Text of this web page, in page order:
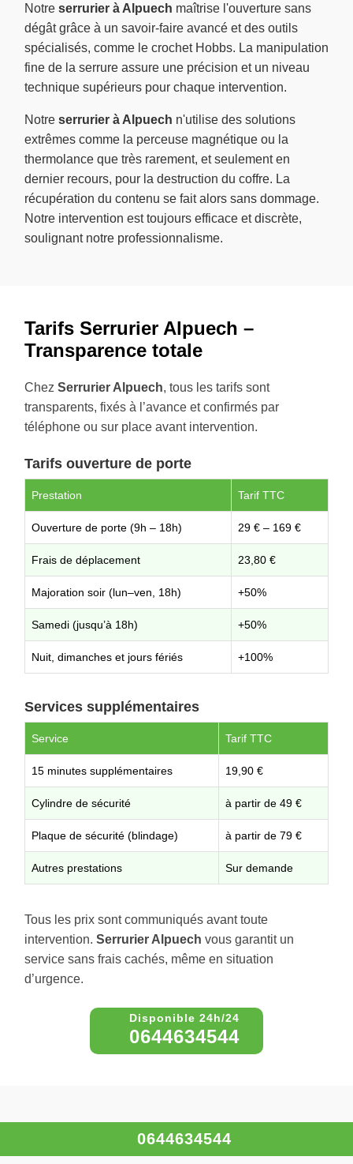
Notre serrurier à Alpuech maîtrise l'ouverture sans
dégât grâce à un savoir-faire avancé et des outils
spécialisés, comme le crochet Hobbs. La manipulation
fine de la serrure assure une précision et un niveau
technique supérieurs pour chaque intervention.
Notre serrurier à Alpuech n'utilise des solutions
extrêmes comme la perceuse magnétique ou la
thermolance que très rarement, et seulement en
dernier recours, pour la destruction du coffre. La
récupération du contenu se fait alors sans dommage.
Notre intervention est toujours efficace et discrète,
soulignant notre professionnalisme.
Tarifs Serrurier Alpuech –
Transparence totale
Chez Serrurier Alpuech, tous les tarifs sont
transparents, fixés à l’avance et confirmés par
téléphone ou sur place avant intervention.
Tarifs ouverture de porte
Prestation Tarif TTC
Ouverture de porte (9h – 18h) 29 € – 169 €
Frais de déplacement 23,80 €
Majoration soir (lun–ven, 18h) +50%
Samedi (jusqu’à 18h) +50%
Nuit, dimanches et jours fériés +100%
Services supplémentaires
Service Tarif TTC
15 minutes supplémentaires 19,90 €
Cylindre de sécurité à partir de 49 €
Plaque de sécurité (blindage) à partir de 79 €
Autres prestations Sur demande
Tous les prix sont communiqués avant toute
intervention. Serrurier Alpuech vous garantit un
service sans frais cachés, même en situation
d’urgence.
0644634544
À propos – Serrurier Alpuech
0644634544